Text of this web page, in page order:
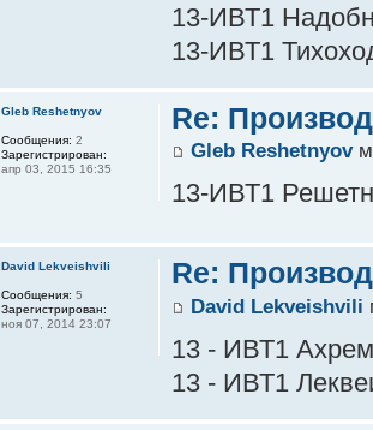
13-ИВТ1
13-ИВТ1
Re:
Gleb Reshetnyov
13-ИВТ1
Gleb Reshetnyov
Сообщения: 2
Зарегистрирован:
апр 03, 2015 16:35
Re:
David Lekveishvili
13 - ИВТ1
13 - ИВТ1
David Lekveishvili
Сообщения: 5
Зарегистрирован:
ноя 07, 2014 23:07